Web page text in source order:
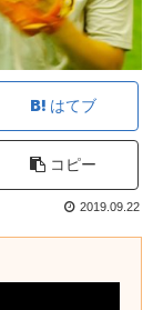
はてブ
コピー
2019.09.22